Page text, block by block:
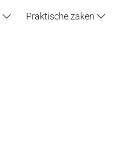
Praktische zaken